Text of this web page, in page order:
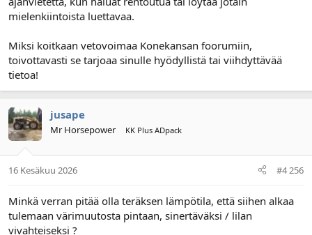
mielenkiintoista luettavaa.
Miksi koitkaan vetovoimaa Konekansan foorumiin,
toivottavasti se tarjoaa sinulle hyödyllistä tai viihdyttävää
tietoa!
jusape
Mr Horsepower KK Plus ADpack
16 Kesäkuu 2026 #4 256
Minkä verran pitää olla teräksen lämpötila, että siihen alkaa
tulemaan värimuutosta pintaan, sinertäväksi / lilan
vivahteiseksi ?